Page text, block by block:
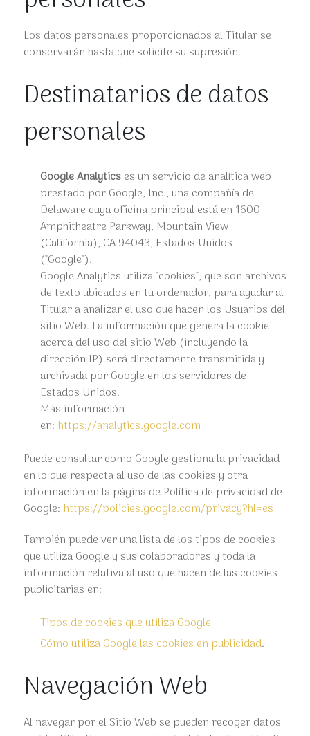
Los datos personales proporcionados al Titular se
conservarán hasta que solicite su supresión.
Destinatarios de datos
personales
Google Analyticses un servicio de analítica web
prestado por Google, Inc., una compañía de
Delaware cuya oficina principal está en 1600
Amphitheatre Parkway, Mountain View
(California), CA 94043, Estados Unidos
("Google").
Google Analytics utiliza "cookies", que son archivos
de texto ubicados en tu ordenador, para ayudar al
Titular a analizar el uso que hacen los Usuarios del
sitio Web. La información que genera la cookie
acerca del uso del sitio Web (incluyendo la
dirección IP) será directamente transmitida y
archivada por Google en los servidores de
Estados Unidos.
Más información
en: https://analytics.google.com
Puede consultar como Google gestiona la privacidad
en lo que respecta al uso de las cookies y otra
información en la página de Política de privacidad de
Google: https://policies.google.com/privacy?hl=es
También puede ver una lista de los tipos de cookies
que utiliza Google y sus colaboradores y toda la
información relativa al uso que hacen de las cookies
publicitarias en:
Tipos de cookies que utiliza Google
Cómo utiliza Google las cookies en publicidad.
Navegación Web
Al navegar por el Sitio Web se pueden recoger datos